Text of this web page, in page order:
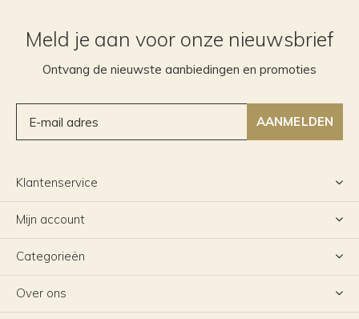
Meld je aan voor onze nieuwsbrief
Ontvang de nieuwste aanbiedingen en promoties
AANMELDEN
Klantenservice
Mijn account
Categorieën
Over ons